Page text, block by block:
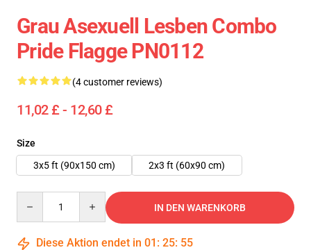
Grau Asexuell Lesben Combo
Pride Flagge PN0112
(4 customer reviews)
11,02 £ - 12,60 £
Size
3x5 ft (90x150 cm)
2x3 ft (60x90 cm)
IN DEN WARENKORB
Diese Aktion endet in 01 : 25: 54